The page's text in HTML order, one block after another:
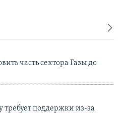
часть сектора Газы до
поддержки из-за